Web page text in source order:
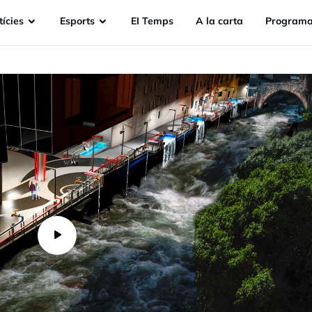
Esports EI Temps A la carta